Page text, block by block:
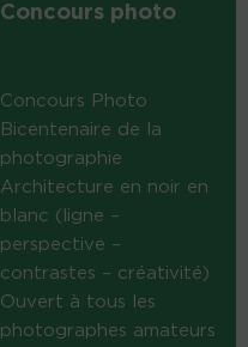
Concours photo
Concours Photo
Bicentenaire de la
photographie
Architecture en noir en
blanc (ligne –
perspective –
contrastes – créativité)
Ouvert à tous les
photographes amateurs